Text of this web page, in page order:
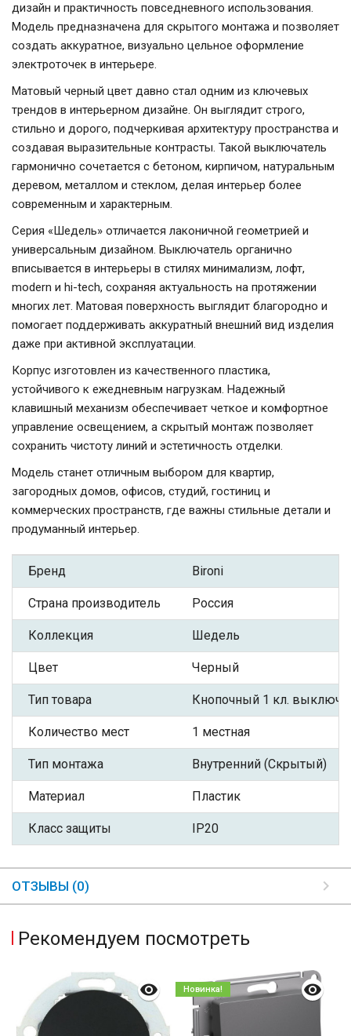
дизайн и практичность повседневного использования.
Модель предназначена для скрытого монтажа и позволяет
создать аккуратное, визуально цельное оформление
электроточек в интерьере.
Матовый черный цвет давно стал одним из ключевых
трендов в интерьерном дизайне. Он выглядит строго,
стильно и дорого, подчеркивая архитектуру пространства и
создавая выразительные контрасты. Такой выключатель
гармонично сочетается с бетоном, кирпичом, натуральным
деревом, металлом и стеклом, делая интерьер более
современным и характерным.
Серия «Шедель» отличается лаконичной геометрией и
универсальным дизайном. Выключатель органично
вписывается в интерьеры в стилях минимализм, лофт,
modern и hi-tech, сохраняя актуальность на протяжении
многих лет. Матовая поверхность выглядит благородно и
помогает поддерживать аккуратный внешний вид изделия
даже при активной эксплуатации.
Корпус изготовлен из качественного пластика,
устойчивого к ежедневным нагрузкам. Надежный
клавишный механизм обеспечивает четкое и комфортное
управление освещением, а скрытый монтаж позволяет
сохранить чистоту линий и эстетичность отделки.
Модель станет отличным выбором для квартир,
загородных домов, офисов, студий, гостиниц и
коммерческих пространств, где важны стильные детали и
продуманный интерьер.
Бренд Bironi
Страна производитель Россия
Коллекция Шедель
Цвет Черный
Тип товара Кнопочный 1 кл.
Количество мест 1 местная
Тип монтажа Внутренний (Скрытый)
Материал Пластик
Класс защиты IP20
ОТЗЫВЫ (0)
Рекомендуем посмотреть
Новинка!